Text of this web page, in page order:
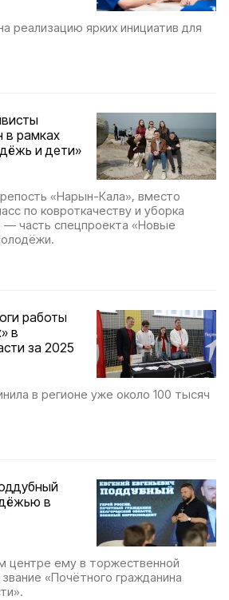
реализацию ярких инициатив для
в рамках
и дети»
«Нарын-Кала», вместо
по ковроткачеству и уборка
— часть спецпроекта «Новые
работы
в
за 2025
в регионе уже около 100 тысяч
в
центре ему в торжественной
«Почётного гражданина